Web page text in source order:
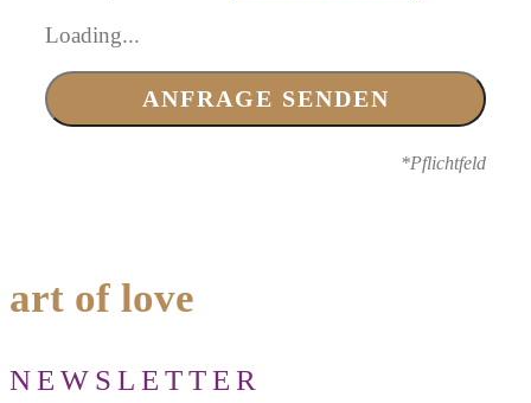
Loading...
*Pflichtfeld
art of love
NEWSLETTER